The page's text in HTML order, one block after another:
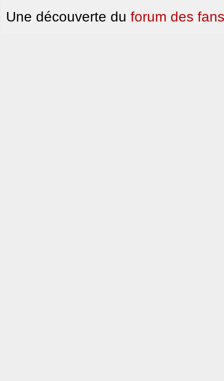
Une découverte du forum des